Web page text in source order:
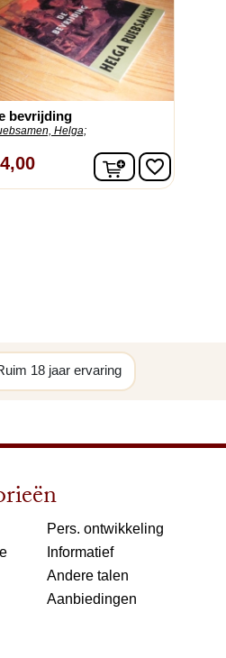
bevrijding
Helga;
Infavorite_border
18 jaar ervaring
Pers. ontwikkeling
Informatief
Andere talen
Aanbiedingen